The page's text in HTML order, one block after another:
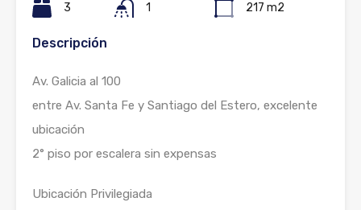
3 1 217 m2
Descripción
Av. Galicia al 100
entre Av. Santa Fe y Santiago del Estero, excelente
ubicación
2° piso por escalera sin expensas
Ubicación Privilegiada